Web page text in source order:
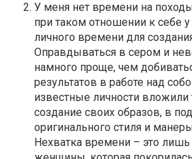
У меня нет времени на
при таком отношении к себе
личного времени для
Оправдываться в сером и
намного проще, чем
результатов в работе над
известные личности вложили
создание своих образов, в
оригинального стиля и
Нехватка времени – это